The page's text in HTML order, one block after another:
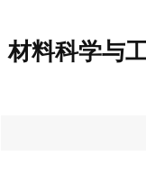
材料科学与